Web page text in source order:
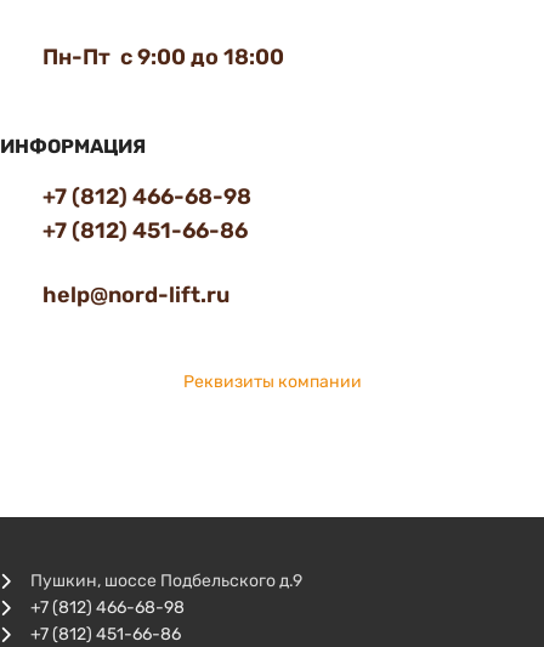
Пн-Пт с 9:00 до 18:00
ИНФОРМАЦИЯ
+7 (812) 466-68-98
+7 (812) 451-66-86
help@nord-lift.ru
Реквизиты компании
Пушкин, шоссе Подбельского д.9
+7 (812) 466-68-98
+7 (812) 451-66-86